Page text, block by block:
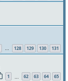
… 128 129 130 131
1 62 63 64 65